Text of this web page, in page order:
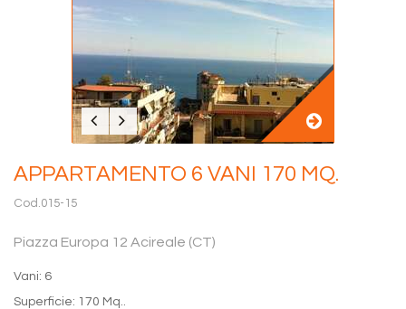
APPARTAMENTO 6 VANI 170 MQ.
Cod.015-15
Piazza Europa 12 Acireale (CT)
Vani: 6
Superficie: 170 Mq..